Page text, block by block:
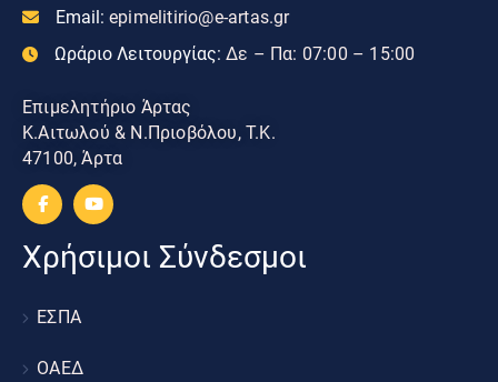
Email: epimelitirio@e-artas.gr
Ωράριο Λειτουργίας: Δε – Πα: 07:00 – 15:00
Επιμελητήριο Άρτας
Κ.Αιτωλού & Ν.Πριοβόλου, Τ.Κ.
47100, Άρτα
Χρήσιμοι Σύνδεσμοι
ΕΣΠΑ
ΟΑΕΔ